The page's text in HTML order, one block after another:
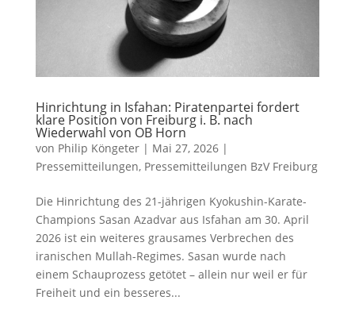
Hinrichtung in Isfahan: Piratenpartei fordert
klare Position von Freiburg i. B. nach
Wiederwahl von OB Horn
von Philip Köngeter| Mai 27, 2026|
Pressemitteilungen, Pressemitteilungen BzV Freiburg
Die Hinrichtung des 21-jährigen Kyokushin-Karate-
Champions Sasan Azadvar aus Isfahan am 30. April
2026 ist ein weiteres grausames Verbrechen des
iranischen Mullah-Regimes. Sasan wurde nach
einem Schauprozess getötet – allein nur weil er für
Freiheit und ein besseres...